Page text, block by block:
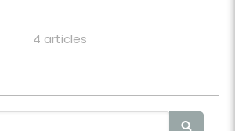
4 articles